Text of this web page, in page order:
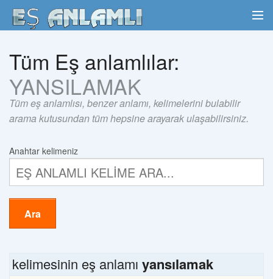
Tüm Eş anlamlılar:
YANSILAMAK
Tüm eş anlamlısı, benzer anlamı, kelimelerini bulabilir
arama kutusundan tüm hepsine arayarak ulaşabilirsiniz.
Anahtar kelimeniz
Ara
kelimesinin eş anlamı yansılamak